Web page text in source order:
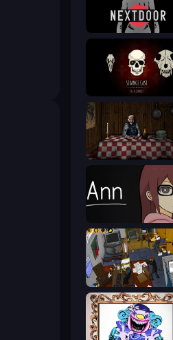
NextDoor
Foreign Creature 2